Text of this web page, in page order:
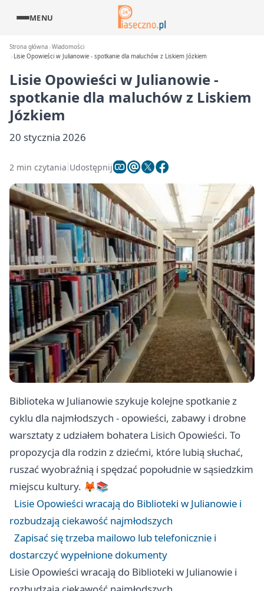
MENU
Strona główna Wiadomości
Lisie Opowieści w Julianowie - spotkanie dla maluchów z Liskiem Józkiem
Lisie Opowieści w Julianowie -
spotkanie dla maluchów z Liskiem
Józkiem
20 stycznia 2026
2 min czytania Udostępnij
Biblioteka w Julianowie szykuje kolejne spotkanie z
cyklu dla najmłodszych - opowieści, zabawy i drobne
warsztaty z udziałem bohatera Lisich Opowieści. To
propozycja dla rodzin z dziećmi, które lubią słuchać,
ruszać wyobraźnią i spędzać popołudnie w sąsiedzkim
miejscu kultury. 🦊📚
Lisie Opowieści wracają do Biblioteki w Julianowie i
rozbudzają ciekawość najmłodszych
Zapisać się trzeba mailowo lub telefonicznie i
dostarczyć wypełnione dokumenty
Lisie Opowieści wracają do Biblioteki w Julianowie i